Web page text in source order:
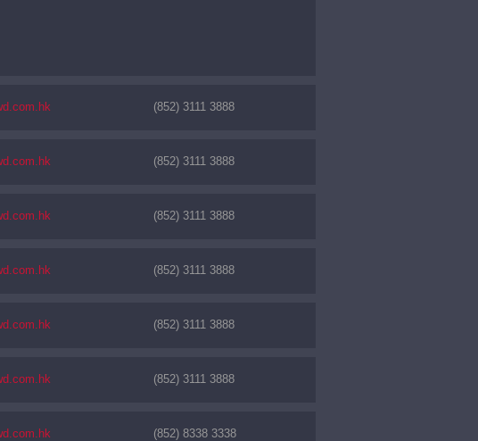
(852) 3111 3888
(852) 3111 3888
(852) 3111 3888
(852) 3111 3888
(852) 3111 3888
(852) 3111 3888
(852) 8338 3338